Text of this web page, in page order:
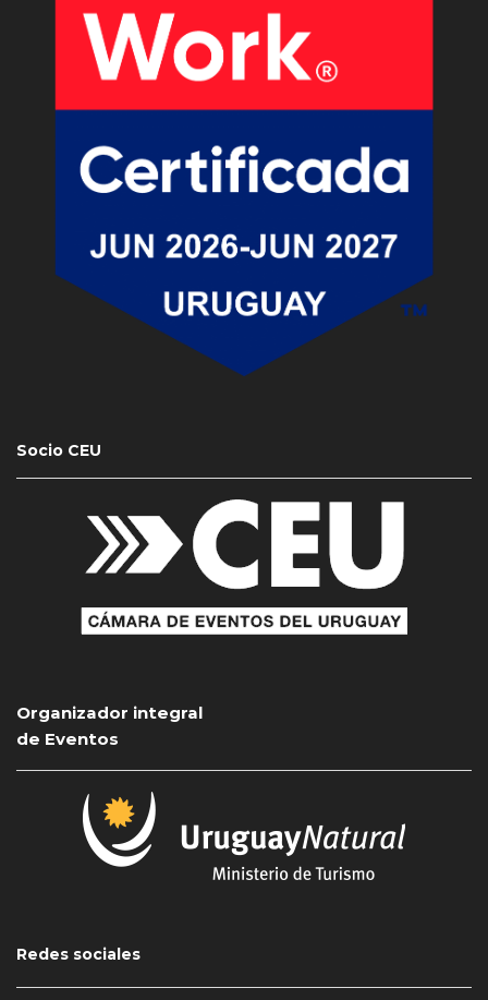
Socio CEU
Organizador integral
de Eventos
Redes sociales